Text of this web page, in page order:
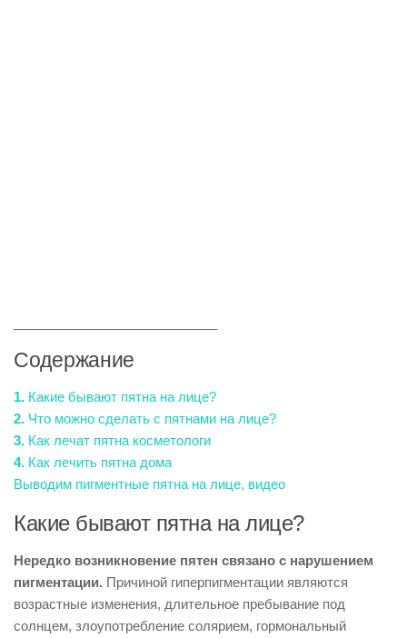
Содержание
1. Какие бывают пятна на лице?
2. Что можно сделать с пятнами на лице?
3. Как лечат пятна косметологи
4. Как лечить пятна дома
Выводим пигментные пятна на лице, видео
Какие бывают пятна на лице?
Нередко возникновение пятен связано с нарушением
пигментации. Причиной гиперпигментации являются
возрастные изменения, длительное пребывание под
солнцем, злоупотребление солярием, гормональный